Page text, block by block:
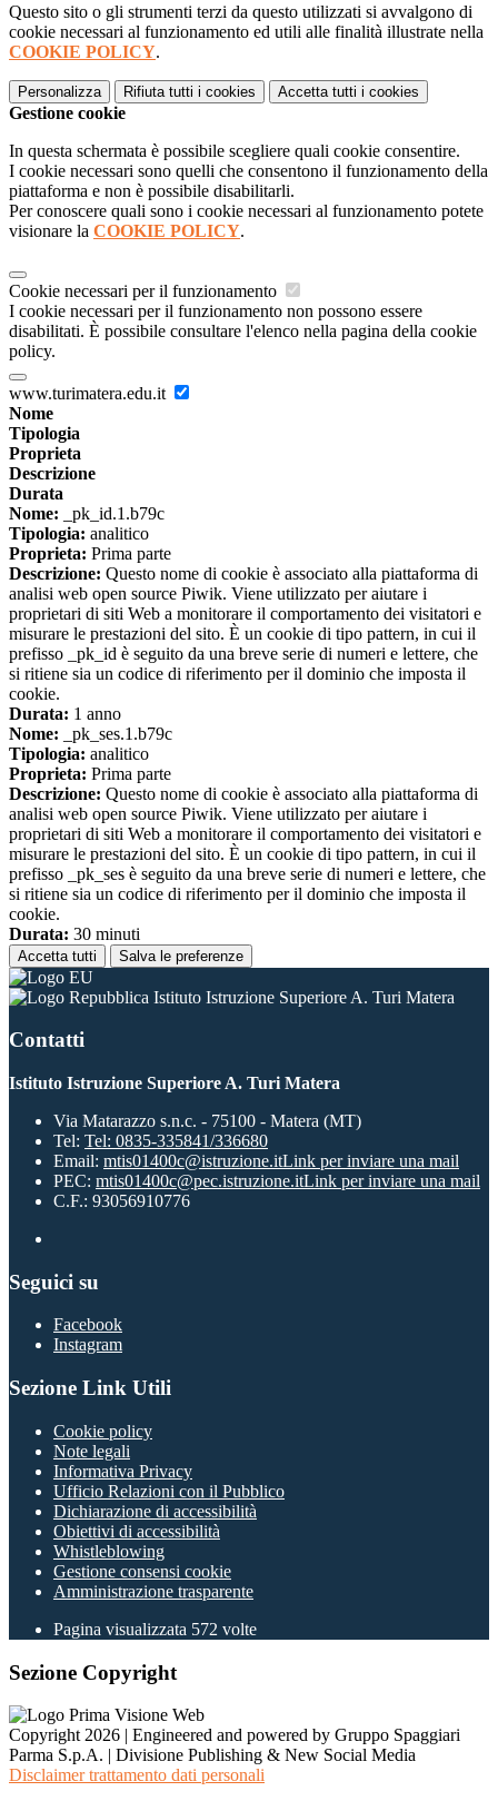
Questo sito o gli strumenti terzi da questo utilizzati si avvalgono di
cookie necessari al funzionamento ed utili alle finalità illustrate nella
COOKIE POLICY.
Personalizza Rifiuta tutti i cookies Accetta tutti i cookies
Gestione cookie
In questa schermata è possibile scegliere quali cookie consentire.
I cookie necessari sono quelli che consentono il funzionamento della
piattaforma e non è possibile disabilitarli.
Per conoscere quali sono i cookie necessari al funzionamento potete
visionare la COOKIE POLICY.
Cookie necessari per il funzionamento
I cookie necessari per il funzionamento non possono essere
disabilitati. È possibile consultare l'elenco nella pagina della cookie
policy.
www.turimatera.edu.it
Nome
Tipologia
Proprieta
Descrizione
Durata
Nome: _pk_id.1.b79c
Tipologia: analitico
Proprieta: Prima parte
Descrizione: Questo nome di cookie è associato alla piattaforma di
analisi web open source Piwik. Viene utilizzato per aiutare i
proprietari di siti Web a monitorare il comportamento dei visitatori e
misurare le prestazioni del sito. È un cookie di tipo pattern, in cui il
prefisso _pk_id è seguito da una breve serie di numeri e lettere, che
si ritiene sia un codice di riferimento per il dominio che imposta il
cookie.
Durata: 1 anno
Nome: _pk_ses.1.b79c
Tipologia: analitico
Proprieta: Prima parte
Descrizione: Questo nome di cookie è associato alla piattaforma di
analisi web open source Piwik. Viene utilizzato per aiutare i
proprietari di siti Web a monitorare il comportamento dei visitatori e
misurare le prestazioni del sito. È un cookie di tipo pattern, in cui il
prefisso _pk_ses è seguito da una breve serie di numeri e lettere, che
si ritiene sia un codice di riferimento per il dominio che imposta il
cookie.
Durata: 30 minuti
Accetta tutti Salva le preferenze
Istituto Istruzione Superiore A. Turi Matera
Contatti
Istituto Istruzione Superiore A. Turi Matera
Via Matarazzo s.n.c. - 75100 - Matera (MT)
Tel: Tel: 0835-335841/336680
Email: mtis01400c@istruzione.itLink per inviare una mail
PEC: mtis01400c@pec.istruzione.itLink per inviare una mail
C.F.: 93056910776
Seguici su
Facebook
Instagram
Sezione Link Utili
Cookie policy
Note legali
Informativa Privacy
Ufficio Relazioni con il Pubblico
Dichiarazione di accessibilità
Obiettivi di accessibilità
Whistleblowing
Gestione consensi cookie
Amministrazione trasparente
Pagina visualizzata 572 volte
Sezione Copyright
Copyright 2026 | Engineered and powered by Gruppo Spaggiari
Parma S.p.A. | Divisione Publishing & New Social Media
Disclaimer trattamento dati personali